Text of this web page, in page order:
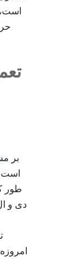
بر
است
طور
دی و